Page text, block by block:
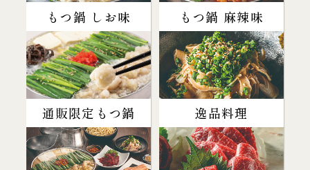
もつ鍋 しお味 もつ鍋 麻辣味
通販限定もつ鍋 逸品料理